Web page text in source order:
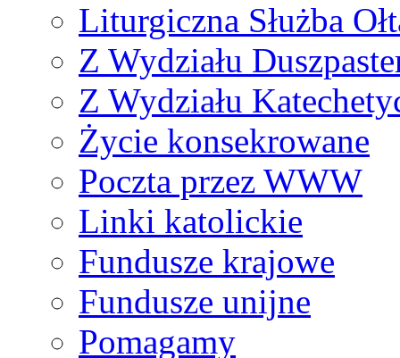
Liturgiczna Służba
Z Wydziału
Z Wydziału
Życie konsekrowane
Poczta przez WWW
Linki katolickie
Fundusze krajowe
Fundusze unijne
Pomagamy